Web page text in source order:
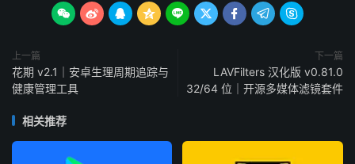
        
上一篇
花期 v2.1｜安卓生理周期追踪与
健康管理工具
下一篇
LAVFilters 汉化版 v0.81.0
32/64 位｜开源多媒体滤镜套件
相关推荐